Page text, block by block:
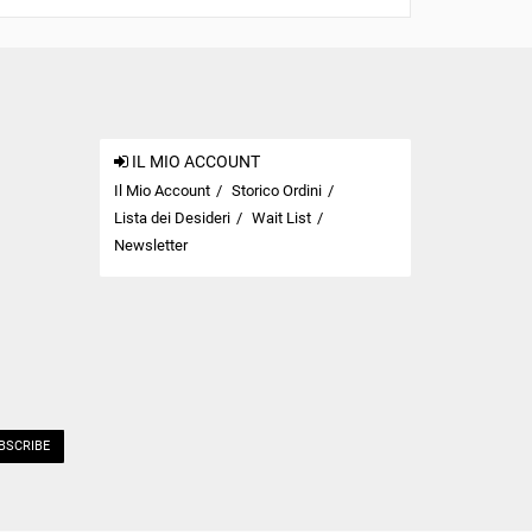
IL MIO ACCOUNT
Il Mio Account
Storico Ordini
Lista dei Desideri
Wait List
Newsletter